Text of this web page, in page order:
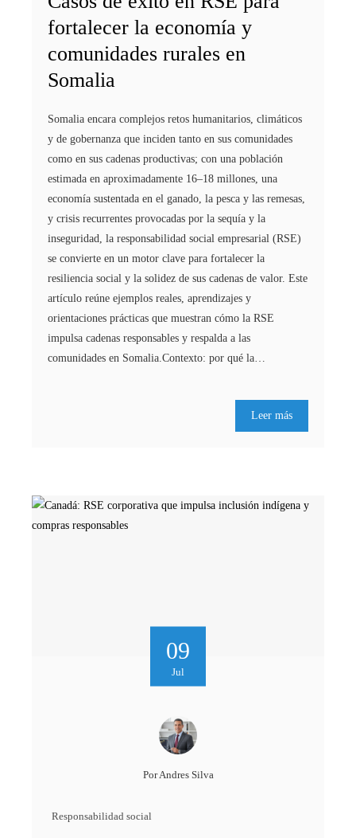
fortalecer la economía y
comunidades rurales en
Somalia
Somalia encara complejos retos humanitarios, climáticos
y de gobernanza que inciden tanto en sus comunidades
como en sus cadenas productivas; con una población
estimada en aproximadamente 16–18 millones, una
economía sustentada en el ganado, la pesca y las remesas,
y crisis recurrentes provocadas por la sequía y la
inseguridad, la responsabilidad social empresarial (RSE)
se convierte en un motor clave para fortalecer la
resiliencia social y la solidez de sus cadenas de valor. Este
artículo reúne ejemplos reales, aprendizajes y
orientaciones prácticas que muestran cómo la RSE
impulsa cadenas responsables y respalda a las
comunidades en Somalia.Contexto: por qué la…
Leer más
09
Jul
PorAndres Silva
Responsabilidad social